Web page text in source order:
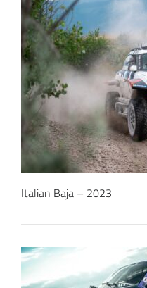
Italian Baja – 2023